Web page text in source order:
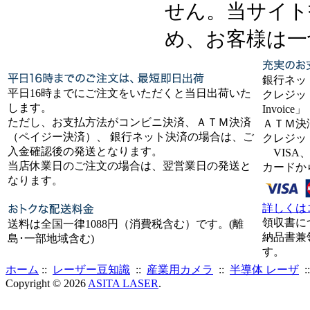
せん。当サイ
め、お客様は
平日16時までにご注文をいただくと当日出荷いた
します。
ただし、お支払方法がコンビニ決済、ＡＴＭ決済
（ペイジー決済）、 銀行ネット決済の場合は、ご
入金確認後の発送となります。
当店休業日のご注文の場合は、翌営業日の発送と
なります。
送料は全国一律1088円（消費税含む）です。(離
島･一部地域含む)
銀行ネッ
クレジッ
Invoice」
ＡＴＭ
クレジッ
VISA、
カード
詳しくは
領収書に
納品書兼
す。
ホーム :: レーザー豆知識 :: 産業用カメラ :: 半導体 レーザ
Copyright © 2026 ASITA LASER.